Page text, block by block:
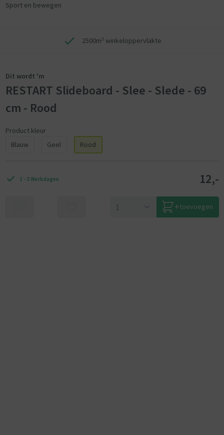
Sport en bewegen
2500m² winkeloppervlakte
Dit wordt 'm
RESTART Slideboard - Slee - Slede - 69
cm - Rood
Product kleur
Blauw
Geel Rood
1 - 3 Werkdagen 12,-
toevoegen